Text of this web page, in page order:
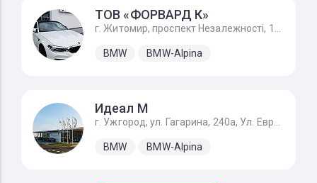
ТОВ «ФОРВАРД К»
BMW BMW-Alpina
Идеал М
BMW BMW-Alpina